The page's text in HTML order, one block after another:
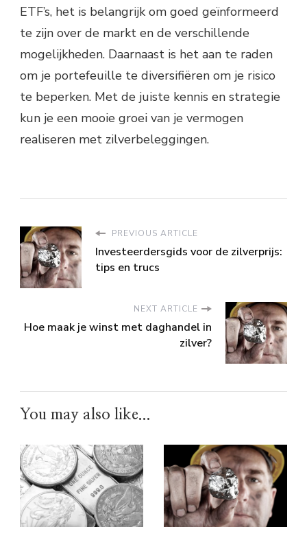
ETF’s, het is belangrijk om goed geïnformeerd
te zijn over de markt en de verschillende
mogelijkheden. Daarnaast is het aan te raden
om je portefeuille te diversifiëren om je risico
te beperken. Met de juiste kennis en strategie
kun je een mooie groei van je vermogen
realiseren met zilverbeleggingen.
PREVIOUS ARTICLE
Investeerdersgids voor de zilverprijs:
tips en trucs
NEXT ARTICLE
Hoe maak je winst met daghandel in
zilver?
You may also like...